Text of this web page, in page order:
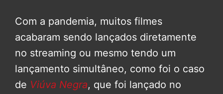
Com a pandemia, muitos filmes
acabaram sendo lançados diretamente
no streaming ou mesmo tendo um
lançamento simultâneo, como foi o caso
de Viúva Negra, que foi lançado no